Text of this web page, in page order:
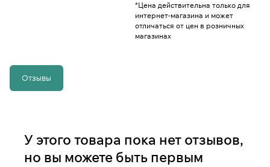
*Цена действительна только для
интернет-магазина и может
отличаться от цен в розничных
магазинах
Отзывы
У этого товара пока нет отзывов,
но вы можете быть первым